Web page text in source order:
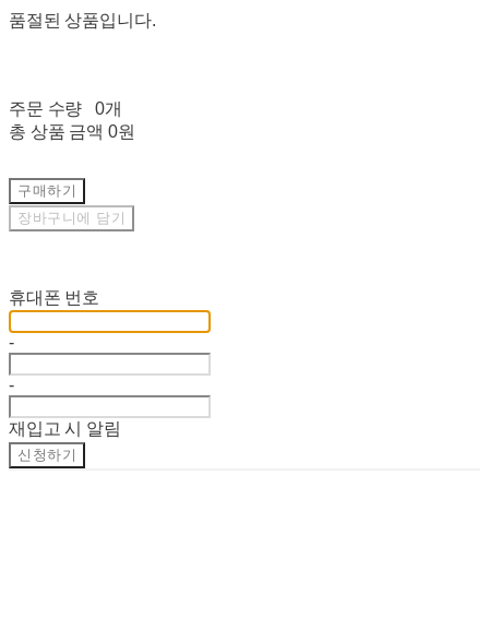
품절된 상품입니다.
주문 수량
0개
총 상품 금액 0원
구매하기
장바구니에 담기
휴대폰 번호
-
-
재입고 시 알림
신청하기